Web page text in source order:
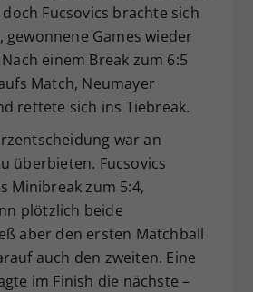
Fucsovics brachte sich
gewonnene Games wieder
einem Break zum 6:5
Match, Neumayer
rettete sich ins Tiebreak.
war an
überbieten. Fucsovics
Minibreak zum 5:4,
plötzlich beide
aber den ersten Matchball
auch den zweiten. Eine
im Finish die nächste –